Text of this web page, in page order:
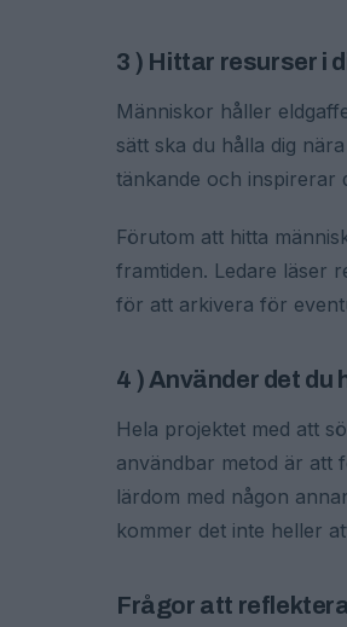
3 ) Hittar resurser i
Människor håller
sätt ska du hålla dig
tänkande och inspirerar
Förutom att hitta
framtiden. Ledare läser
för att arkivera för
4 ) Använder det du
Hela projektet med att
användbar metod är att
lärdom med någon
kommer det inte heller
Frågor att